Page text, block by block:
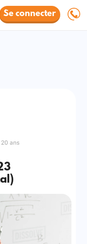
Se connecter
ans